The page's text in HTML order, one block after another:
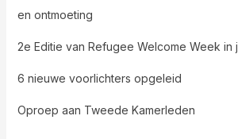
en ontmoeting
2e Editie van Refugee Welcome Week in
6 nieuwe voorlichters opgeleid
Oproep aan Tweede Kamerleden